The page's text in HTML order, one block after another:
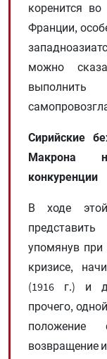
коренится
Франции,
можно
Сирийские
Макрона
конкуренции
В ходе
упомянув
кризисе,
(1916 г.) и
прочего,
возвращение